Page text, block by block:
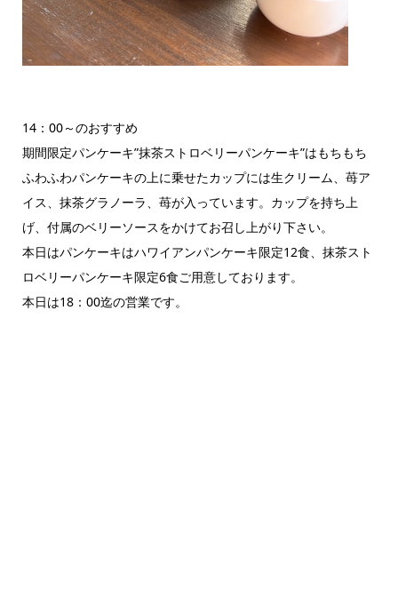
14：00～のおすすめ
期間限定パンケーキ”抹茶ストロベリーパンケーキ”はもちもち
ふわふわパンケーキの上に乗せたカップには生クリーム、苺ア
イス、抹茶グラノーラ、苺が入っています。カップを持ち上
げ、付属のベリーソースをかけてお召し上がり下さい。
本日はパンケーキはハワイアンパンケーキ限定12食、抹茶スト
ロベリーパンケーキ限定6食ご用意しております。
本日は18：00迄の営業です。